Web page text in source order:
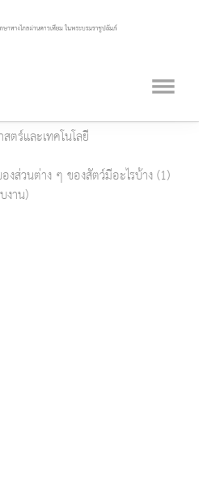
ตร์และเทคโนโลยี
ส่วนต่าง ๆ ของสัตว์มีอะไรบ้าง (1)
งาน)